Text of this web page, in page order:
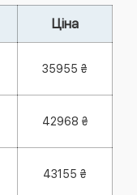
Ціна
35955 ₴
42968 ₴
43155 ₴